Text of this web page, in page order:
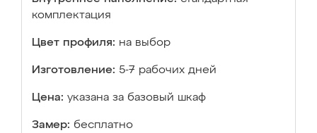
комплектация
Цвет профиля: на выбор
Изготовление: 5-7 рабочих дней
Цена: указана за базовый шкаф
Замер: бесплатно